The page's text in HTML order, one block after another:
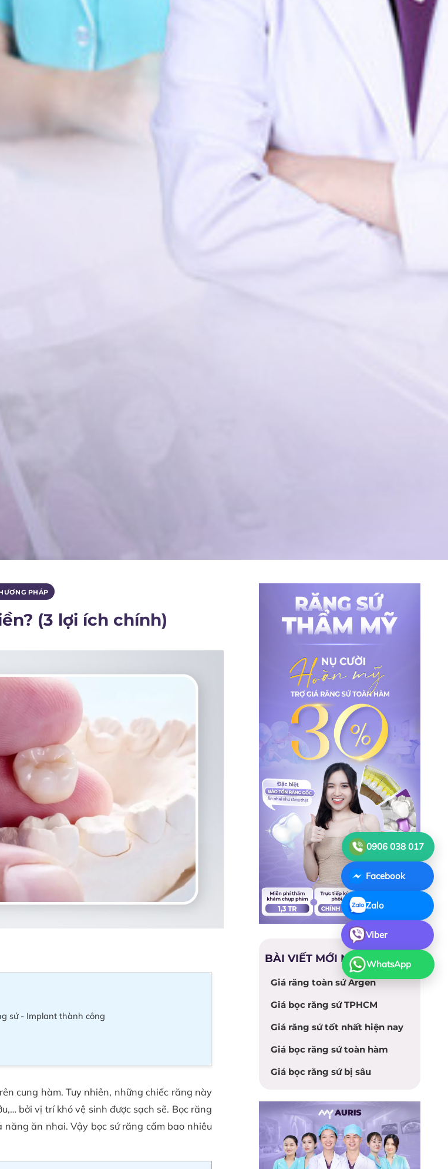
PHÁP
(3 lợi ích chính)
sứ - Implant thành công
cung hàm. Tuy nhiên, những chiếc răng này
bởi vị trí khó vệ sinh được sạch sẽ. Bọc răng
ăn nhai. Vậy bọc sứ răng cấm bao nhiêu
BÀI VIẾT MỚI NHẤT
Giá răng toàn sứ Argen
Giá bọc răng sứ TPHCM
Giá răng sứ tốt nhất hiện nay
Giá bọc răng sứ toàn hàm
Giá bọc răng sứ bị sâu
0906 038 017
Facebook
Zalo
Viber
WhatsApp